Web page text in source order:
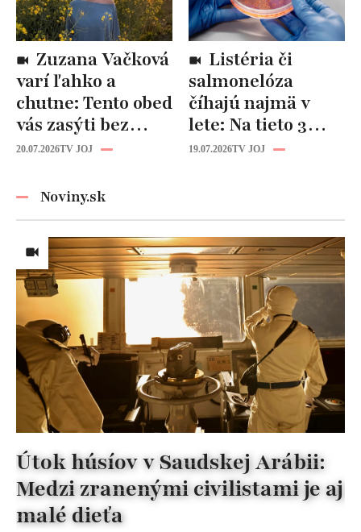
varí ľahko a
chutne: Tento obed
vás zasýti bez
zbytočných kalórií
20.07.2026TV JOJ
salmonelóza
číhajú najmä v
lete: Na tieto 3
pravidlá pri jedle
19.07.2026TV JOJ
Noviny.sk
Útok húsíov v Saudskej Arábii:
Medzi zranenými civilistami je aj
malé dieťa